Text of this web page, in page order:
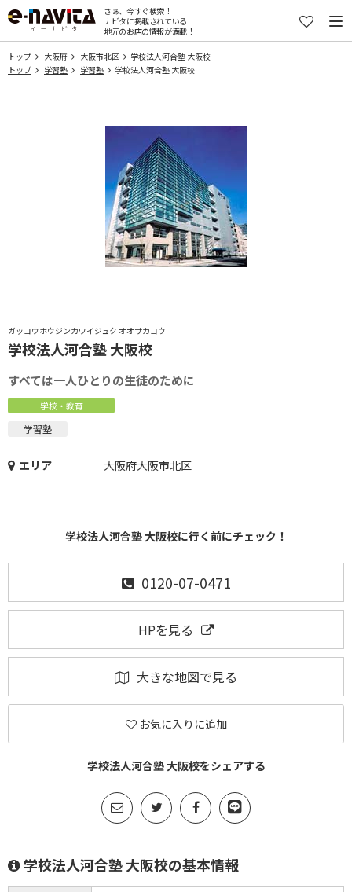
さぁ、今すぐ検索！
ナビタに掲載されている
地元のお店の情報が満載！
トップ 大阪府 大阪市北区
学校法人河合塾 大阪校
トップ
学習塾 学習塾 学校法人河合塾 大阪校
ガッコウホウジンカワイジュク オオサカコウ
学校法人河合塾 大阪校
すべては一人ひとりの生徒のために
学校・教育
学習塾
エリア 大阪府大阪市北区
学校法人河合塾 大阪校に行く前にチェック！
0120-07-0471
HPを見る
大きな地図で見る
お気に入りに追加
学校法人河合塾 大阪校をシェアする
学校法人河合塾 大阪校の基本情報